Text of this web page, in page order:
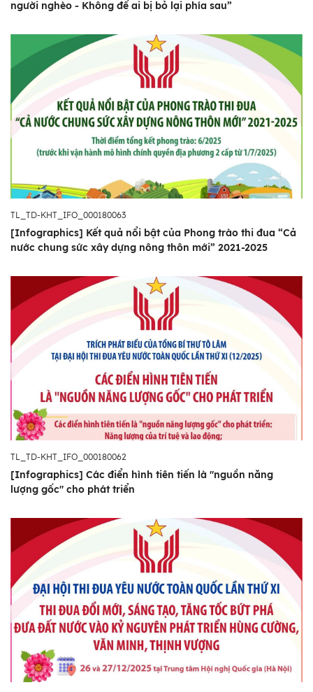
người nghèo - Không để ai bị bỏ lại phía sau”
TL_TD-KHT_IFO_000180063
[Infographics] Kết quả nổi bật của Phong trào thi đua “Cả
nước chung sức xây dựng nông thôn mới” 2021-2025
TL_TD-KHT_IFO_000180062
[Infographics] Các điển hình tiên tiến là "nguồn năng
lượng gốc" cho phát triển